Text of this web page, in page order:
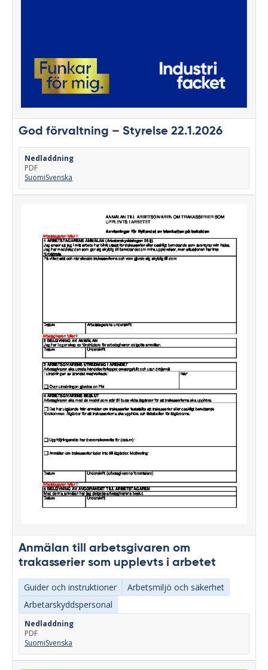
God förvaltning – Styrelse 22.1.2026
Nedladdning
PDF
SuomiSvenska
Anmälan till arbetsgivaren om
trakasserier som upplevts i arbetet
Guider och instruktioner
Arbetsmiljö och säkerhet
Arbetarskyddspersonal
Nedladdning
PDF
SuomiSvenska